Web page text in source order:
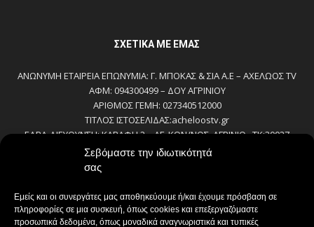
Σεβόμαστε την ιδιωτικότητά
σας
Εμείς και οι συνεργάτες μας αποθηκεύουμε ή/και έχουμε πρόσβαση σε
πληροφορίες σε μια συσκευή, όπως cookies και επεξεργαζόμαστε
προσωπικά δεδομένα, όπως μοναδικά αναγνωριστικά και τυπικές
ΣΧΕΤΙΚΆ ΜΕ ΕΜΆΣ
ΑΝΩΝΥΜΗ ΕΤΑΙΡΕΙΑ ΕΠΩΝΥΜΙΑ: Γ. ΜΠΟΚΑΣ & ΣΙΑ Α.Ε – ΑΧΕΛΩΟΣ TV
ΑΦΜ: 094300499 – ΔΟΥ ΑΓΡΙΝΙΟΥ
ΑΡΙΘΜΟΣ ΓΕΜΗ: 027340512000
ΤΙΤΛΟΣ ΙΣΤΟΣΕΛΙΔΑΣ:acheloostv.gr
ΕΔΡΑ-ΔΙΕΥΘΥΝΣΗ: ΚΑΒΑΦΗ 2 – ΑΓ. ΚΩΝ/ΝΟΣ, ΑΓΡΙΝΙΟ , ΤΚ:30027
ΤΗΛΕΦΩΝΟ: 2641022803 – 58800
E-MAIL: bokas@otenet.gr, info@axeloostv.gr
ΝΟΜΙΜΟΣ ΕΚΠΡΟΣΩΠΟΣ: ΜΠΟΚΑΣ ΚΩΝ/ΝΟΣ
ΔΙΕΥΘΥΝΤΗΣ: ΜΠΟΚΑΣ ΚΩΝ/ΝΟΣ
ΔΙΕΥΘΥΝΤΗΣ ΣΥΝΤΑΞΗΣ:ΚΟΥΤΣΙΚΟΣ ΠΑΝΤΕΛΗΣ